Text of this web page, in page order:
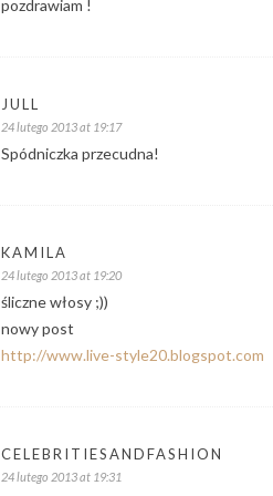
pozdrawiam !
JULL
24 lutego 2013 at 19:17
Spódniczka przecudna!
KAMILA
24 lutego 2013 at 19:20
śliczne włosy ;))
nowy post
http://www.live-style20.blogspot.com
CELEBRITIESANDFASHION
24 lutego 2013 at 19:31